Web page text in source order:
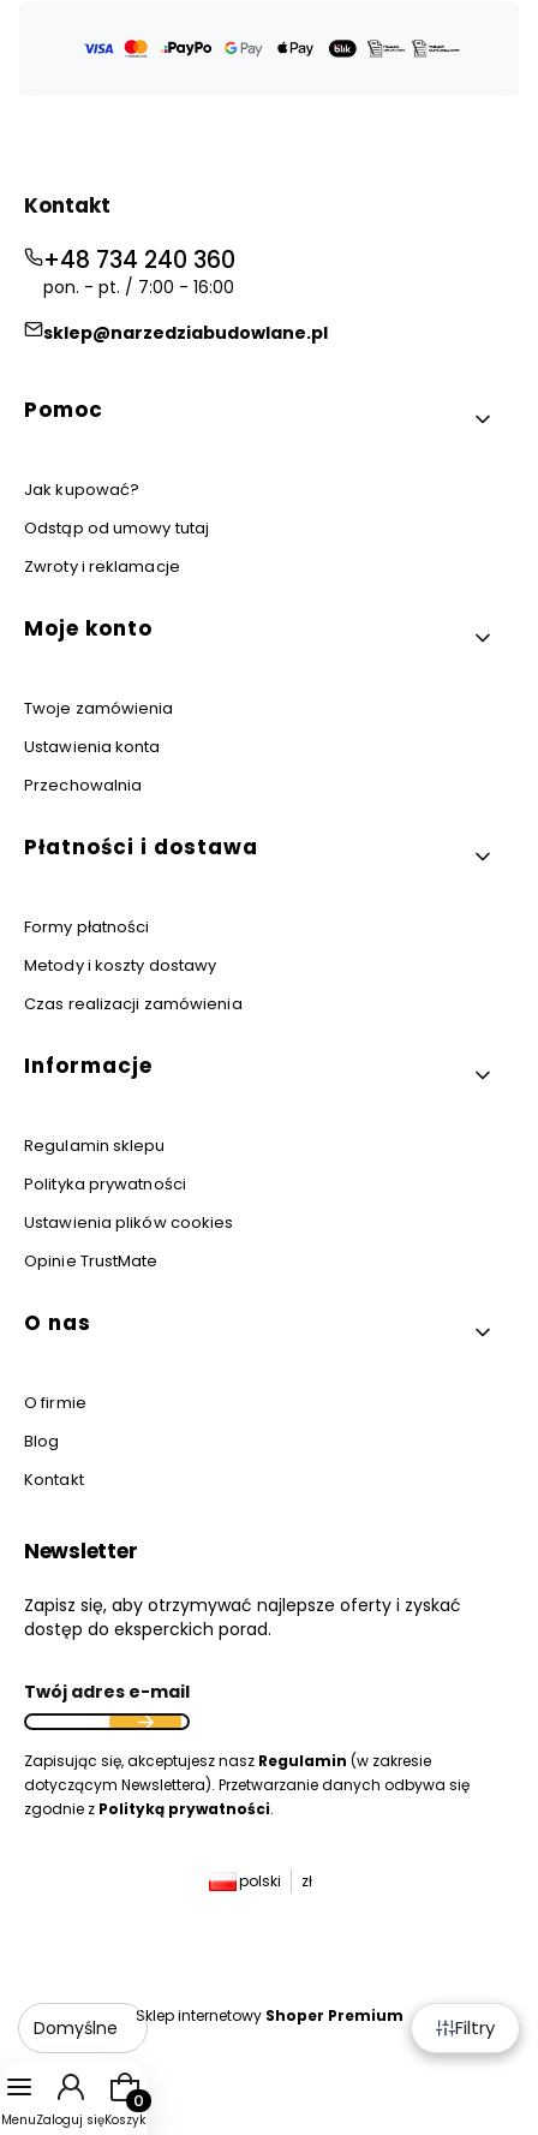
Filtry
Filtry
Domyślne
Kontakt
+48 734 240 360
pon. - pt. / 7:00 - 16:00
sklep@narzedziabudowlane.pl
Linki w stopce
Pomoc
Jak kupować?
Odstąp od umowy tutaj
Zwroty i reklamacje
Moje konto
Twoje zamówienia
Ustawienia konta
Przechowalnia
Płatności i dostawa
Formy płatności
Metody i koszty dostawy
Czas realizacji zamówienia
Informacje
Regulamin sklepu
Polityka prywatności
Ustawienia plików cookies
Opinie TrustMate
O nas
O firmie
Blog
Kontakt
Newsletter
Zapisz się, aby otrzymywać najlepsze oferty i zyskać
dostęp do eksperckich porad.
Twój adres e-mail
Zapisując się, akceptujesz nasz Regulamin (w zakresie
dotyczącym Newslettera). Przetwarzanie danych odbywa się
zgodnie z Polityką prywatności.
polski zł
Sklep internetowy Shoper Premium
MenuZaloguj się
Produkty w koszyku: 0. Zobacz szczegóły
Koszyk